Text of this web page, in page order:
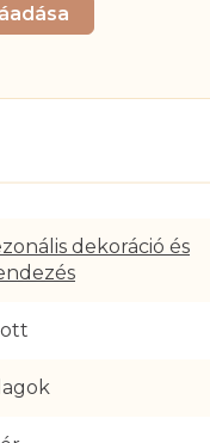
dekoráció és